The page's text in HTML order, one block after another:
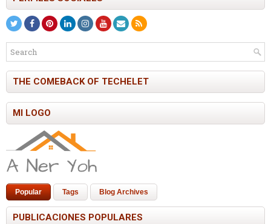
THE COMEBACK OF TECHELET
MI LOGO
Popular Tags Blog Archives
PUBLICACIONES POPULARES